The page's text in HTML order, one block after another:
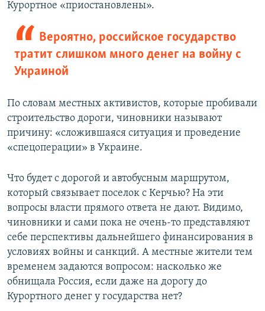
Курортное «приостановлены».
Вероятно, российское государство
тратит слишком много денег на войну с
Украиной
По словам местных активистов, которые пробивали
строительство дороги, чиновники называют
причину: «сложившаяся ситуация и проведение
«спецоперации» в Украине.
Что будет с дорогой и автобусным маршрутом,
который связывает поселок с Керчью? На эти
вопросы власти прямого ответа не дают. Видимо,
чиновники и сами пока не очень-то представляют
себе перспективы дальнейшего финансирования в
условиях войны и санкций. А местные жители тем
временем задаются вопросом: насколько же
обнищала Россия, если даже на дорогу до
Курортного денег у государства нет?